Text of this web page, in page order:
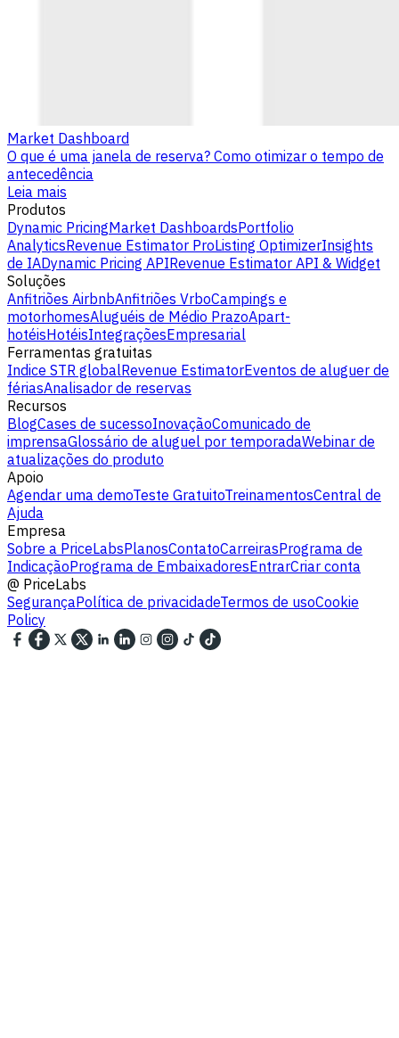
Market Dashboard
O que é uma janela de reserva? Como otimizar o tempo de
antecedência
Leia mais
Produtos
Dynamic PricingMarket DashboardsPortfolio
AnalyticsRevenue Estimator ProListing OptimizerInsights
de IADynamic Pricing APIRevenue Estimator API & Widget
Soluções
Anfitriões AirbnbAnfitriões VrboCampings e
motorhomesAluguéis de Médio PrazoApart-
hotéisHotéisIntegraçõesEmpresarial
Ferramentas gratuitas
Indice STR globalRevenue EstimatorEventos de aluguer de
fériasAnalisador de reservas
Recursos
BlogCases de sucessoInovaçãoComunicado de
imprensaGlossário de aluguel por temporadaWebinar de
atualizações do produto
Apoio
Agendar uma demoTeste GratuitoTreinamentosCentral de
Ajuda
Empresa
Sobre a PriceLabsPlanosContatoCarreirasPrograma de
IndicaçãoPrograma de EmbaixadoresEntrarCriar conta
@ PriceLabs
SegurançaPolítica de privacidadeTermos de usoCookie
Policy